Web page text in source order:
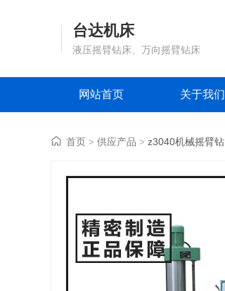
台达机床
液压摇臂钻床、万向摇臂钻床
网站首页 关于我们
首页 > 供应产品 > z3040机械摇臂钻